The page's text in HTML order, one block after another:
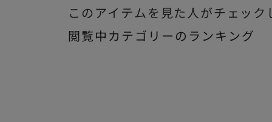
このアイテムを見た人がチェック
閲覧中カテゴリーのランキング